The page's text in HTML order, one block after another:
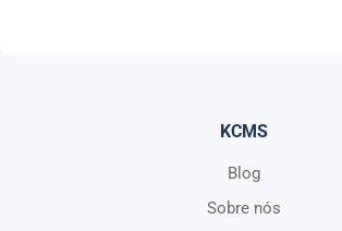
KCMS
Blog
Sobre nós